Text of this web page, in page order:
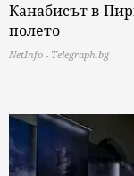
Канабисът в
полето
NetInfo - Telegraph.bg